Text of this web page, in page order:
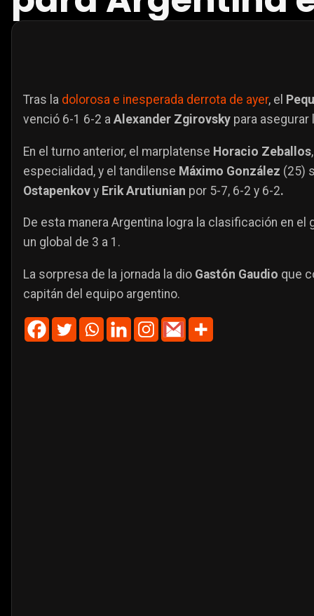
Tras la dolorosa e inesperada derrota de ayer, el
venció 6-1 6-2 a Alexander Zgirovsky para asegurar
En el turno anterior, el marplatense Horacio Zeballos
especialidad, y el tandilense Máximo González (25)
Ostapenkov y Erik Arutiunian por 5-7, 6-2 y 6-2.
De esta manera Argentina logra la clasificación en el
un global de 3 a 1.
La sorpresa de la jornada la dio Gastón Gaudio que
capitán del equipo argentino.